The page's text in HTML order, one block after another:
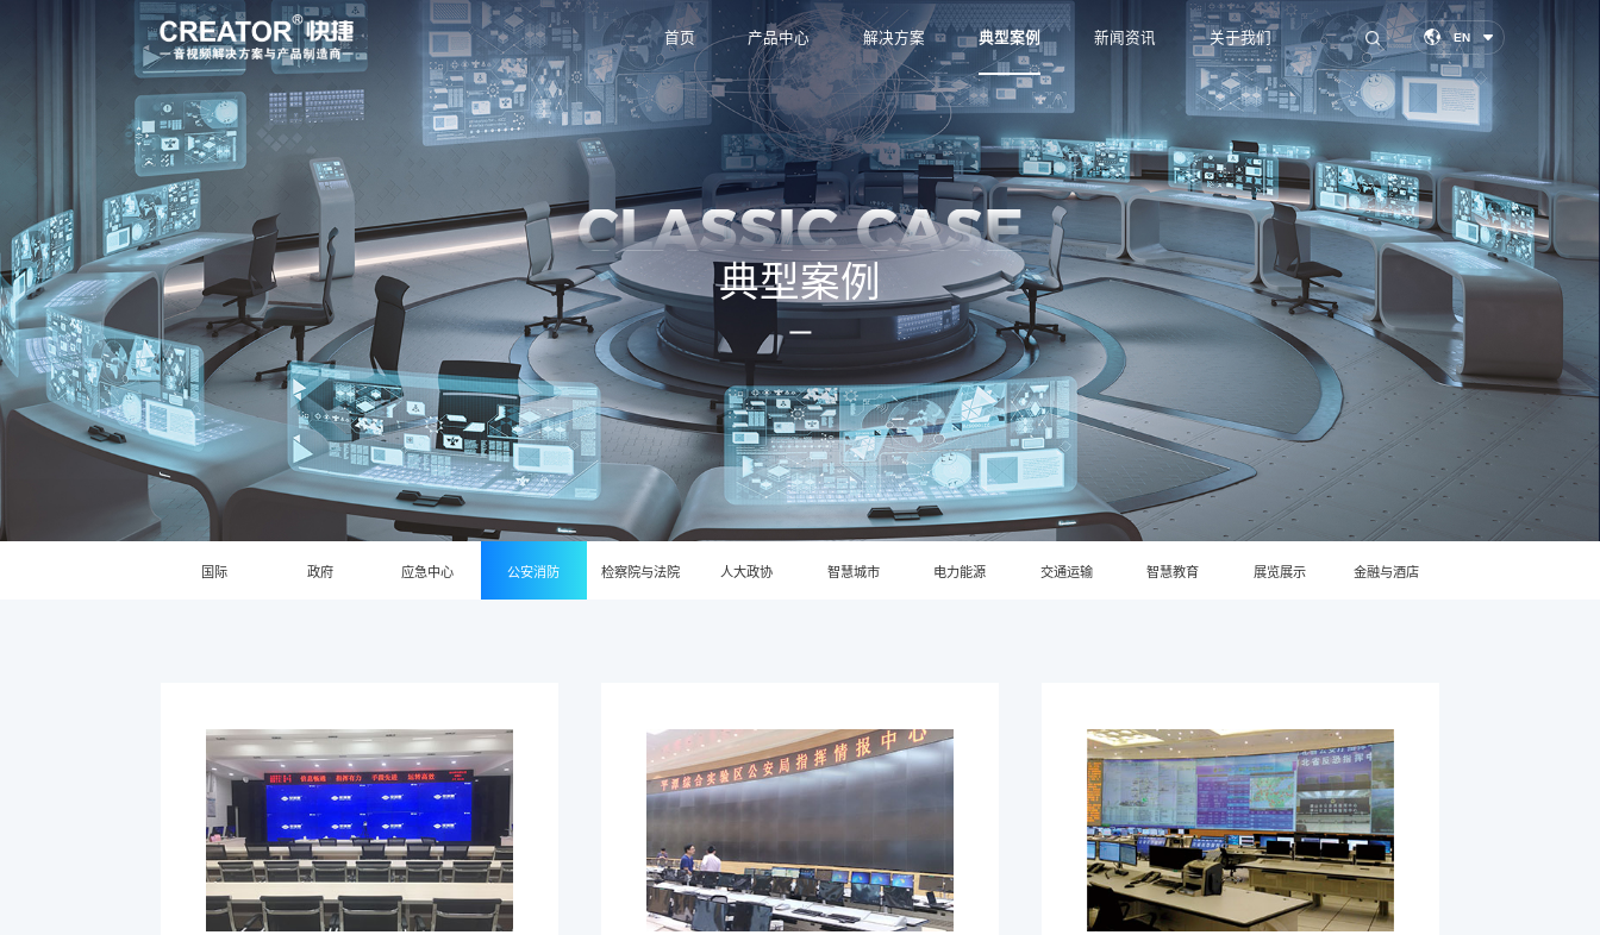
首页 产品中心 解决方案 典型案例 新闻资讯 关于我们 EN
CLASSIC CASE
典型案例
国际 政府 应急中心 公安消防 检察院与法院 人大政协 智慧城市 电力能源 交通运输 智慧教育 展览展示 金融与酒店